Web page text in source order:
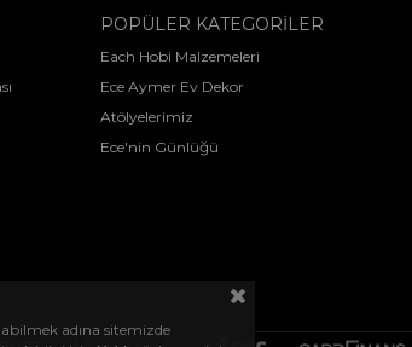
POPÜLER KATEGORİLER
Each Hobi Malzemeleri
Ece Aymer Ev Dekor
Atölyelerimiz
Ece'nin Günlüğü
adına sitemizde